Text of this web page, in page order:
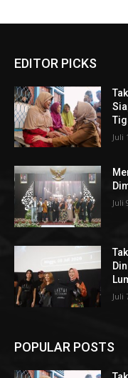
EDITOR PICKS
Juli
Juli
Juli
POPULAR POSTS